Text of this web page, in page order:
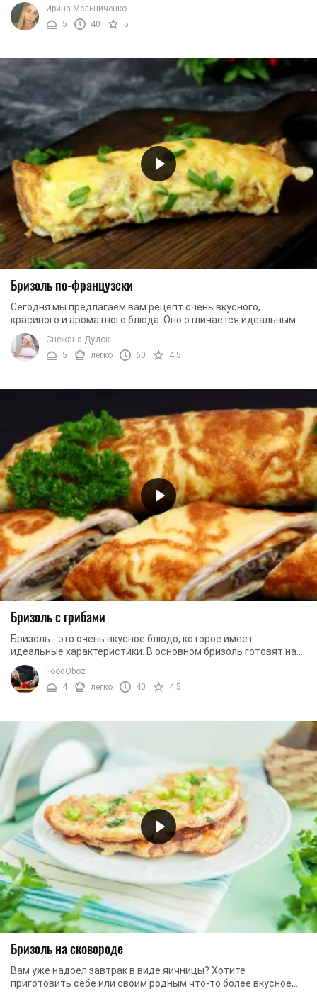
Ирина Мельниченко
5
40 5
Бризоль по-французски
Сегодня мы предлагаем вам рецепт очень вкусного,
красивого и ароматного блюда. Оно отличается идеальными
характеристиками и называется "Бризоль ...
Снежана Дудок
5
легко 60 4.5
Бризоль с грибами
Бризоль - это очень вкусное блюдо, которое имеет
идеальные характеристики. В основном бризоль готовят на
завтрак. Однако, сегодня мы приготовим ...
FoodOboz
4
легко 40 4.5
Бризоль на сковороде
Вам уже надоел завтрак в виде яичницы? Хотите
приготовить себе или своим родным что-то более вкусное,